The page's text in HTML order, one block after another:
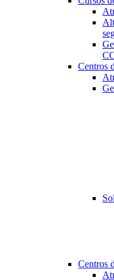
Centros
Centros